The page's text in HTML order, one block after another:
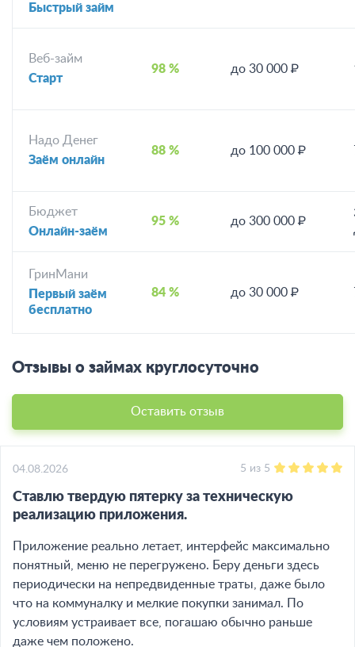
Быстрый займ
Веб-займ
Старт
98 % до 30 000 ₽
Надо Денег
Заём онлайн
88 % до 100 000 ₽
Бюджет
Онлайн-заём
95 % до 300 000 ₽
ГринМани
Первый заём
бесплатно
84 % до 30 000 ₽
Отзывы о займах круглосуточно
Оставить отзыв
04.08.2026 5 из 5
Ставлю твердую пятерку за техническую
реализацию приложения.
Приложение реально летает, интерфейс максимально
понятный, меню не перегружено. Беру деньги здесь
периодически на непредвиденные траты, даже было
что на коммуналку и мелкие покупки занимал. По
условиям устраивает все, погашаю обычно раньше
даже чем положено.